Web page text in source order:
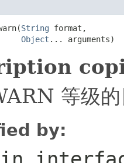
String format,
Object ... arguments)
等级的
by: